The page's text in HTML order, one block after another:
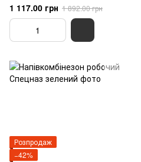
1 117.00 грн 1 892.00 грн
Розпродаж
−42%